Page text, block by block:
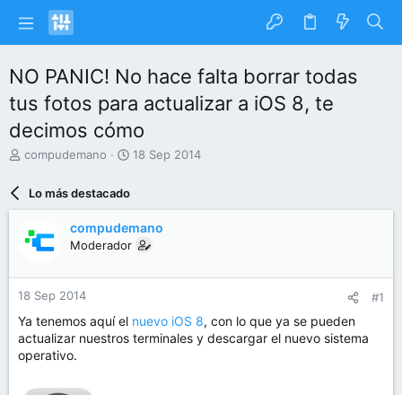
NO PANIC! No hace falta borrar todas
tus fotos para actualizar a iOS 8, te
decimos cómo
I
a
r
d
e
t
e
compudemano
F
d
e
n
i
o
18 Sep 2014
Lo más destacado
compudemano
Moderador
18 Sep 2014 #1
Ya tenemos aquí el nuevo iOS 8, con lo que ya se pueden
actualizar nuestros terminales y descargar el nuevo sistema
operativo.